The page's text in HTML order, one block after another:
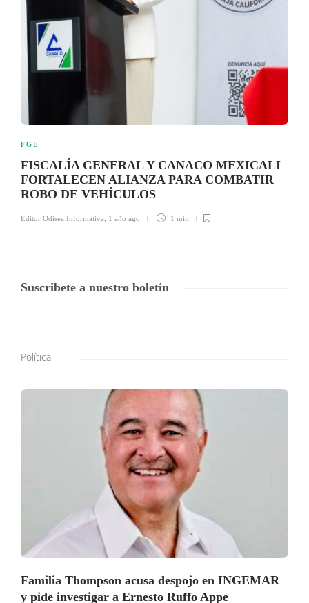
FGE
FISCALÍA GENERAL Y CANACO MEXICALI
FORTALECEN ALIANZA PARA COMBATIR
ROBO DE VEHÍCULOS
Editor Odisea Informativa, 1 año ago 1 min
Suscribete a nuestro boletín
Política
Familia Thompson acusa despojo en INGEMAR
y pide investigar a Ernesto Ruffo Appe